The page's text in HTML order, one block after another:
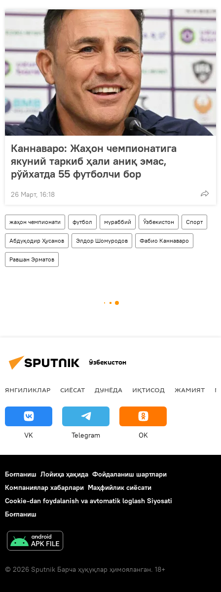
Каннаваро: Жаҳон чемпионатига
якуний таркиб ҳали аниқ эмас,
рўйхатда 55 футболчи бор
26 Март, 16:18
жаҳон чемпионати футбол мураббий Ўзбекистон Спорт
Абдуқодир Ҳусанов Элдор Шомуродов Фабио Каннаваро
Равшан Эрматов
Ўзбекистон
ЯНГИЛИКЛАР СИЁСАТ ДУНЁДА ИҚТИСОД ЖАМИЯТ
VK Telegram OK
Боғланиш Лойиҳа ҳақида Фойдаланиш шартлари
Компаниялар хабарлари Маҳфийлик сиёсати
Cookie-dan foydalanish va avtomatik loglash Siyosati
Боғланиш
© 2026 Sputnik Барча ҳуқуқлар ҳимояланган. 18+